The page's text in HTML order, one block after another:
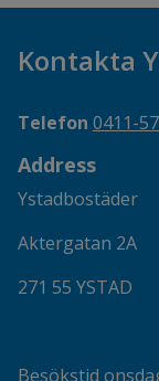
Kontakta
Telefon 0411-
Address
Ystadbostäder
Aktergatan 2A
271 55 YSTAD
Besökstid